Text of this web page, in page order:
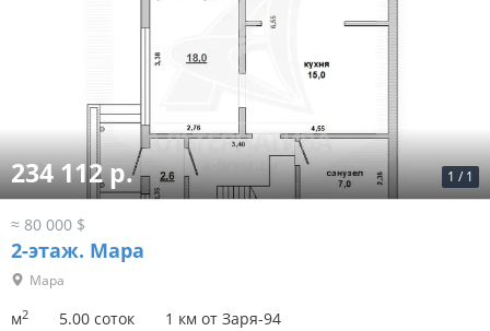
1 / 1
234 112 р.
≈ 80 000 $
2-этаж. Мара
Мара
м2 5.00 соток 1 км от Заря-94